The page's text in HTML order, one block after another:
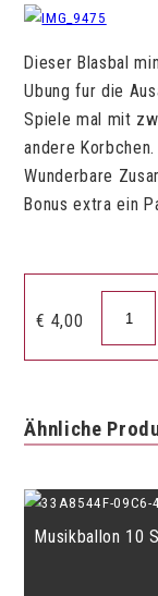
Dieser Blasbal
Ubung fur die
Spiele mal mit
andere Korbchen.
Wunderbare
Bonus extra ein
€ 4,00
Menge
Ähnliche
Musikballon 10